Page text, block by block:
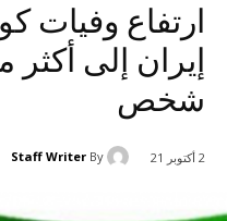
ارتفاع وفیات
شخص
2 أكتوبر 21 By
Staff Writer